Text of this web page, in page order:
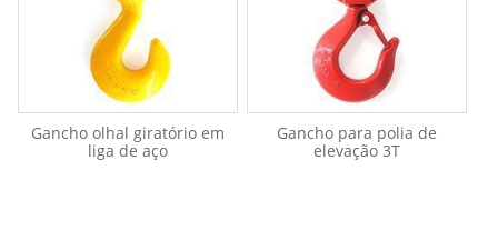
Gancho olhal giratório em
liga de aço
Gancho para polia de
elevação 3T